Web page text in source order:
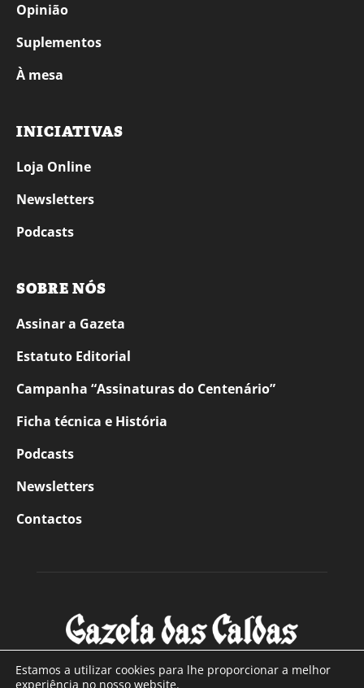
Opinião
Suplementos
À mesa
INICIATIVAS
Loja Online
Newsletters
Podcasts
SOBRE NÓS
Assinar a Gazeta
Estatuto Editorial
Campanha “Assinaturas do Centenário”
Ficha técnica e História
Podcasts
Newsletters
Contactos
Estamos a utilizar cookies para lhe proporcionar a melhor
experiência no nosso website.